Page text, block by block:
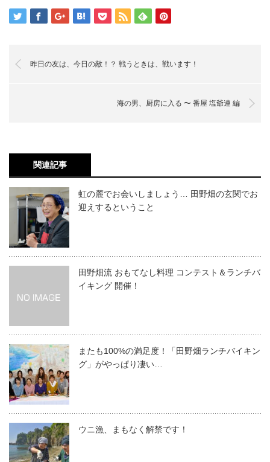
昨日の友は、今日の敵！？ 戦うときは、戦います！
海の男、厨房に入る 〜 番屋 塩爺連 編
関連記事
虹の麓でお会いしましょう… 田野畑の玄関でお
迎えするということ
田野畑流 おもてなし料理 コンテスト＆ランチバ
イキング 開催！
またも100%の満足度！「田野畑ランチバイキン
グ」がやっぱり凄い…
ウニ漁、まもなく解禁です！